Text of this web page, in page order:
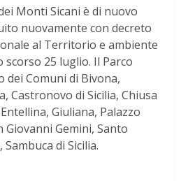
Monti Sicani è di nuovo
nuovamente con decreto
al Territorio e ambiente
scorso 25 luglio. Il Parco
Comuni di Bivona,
Castronovo di Sicilia, Chiusa
Giuliana, Palazzo
Giovanni Gemini, Santo
di Sicilia.